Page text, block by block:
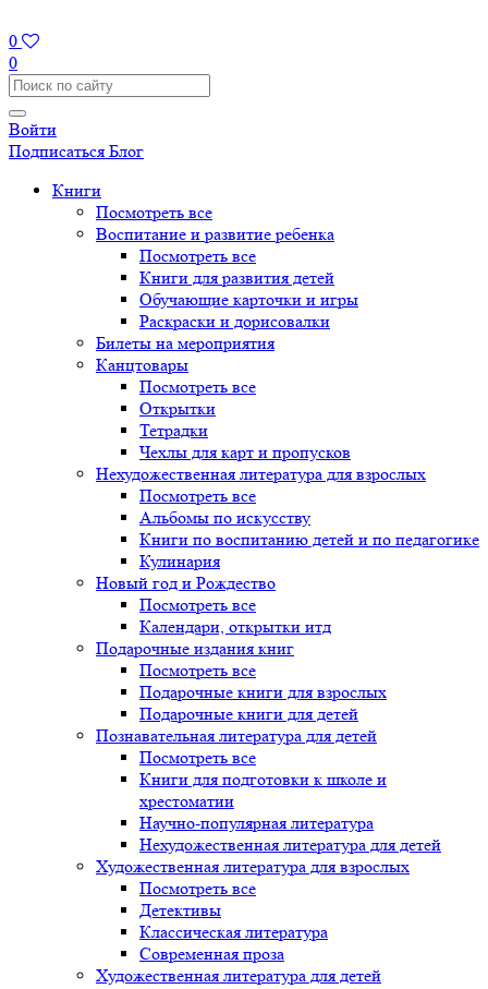
0
0
Войти
Подписаться Блог
Книги
Посмотреть все
Воспитание и развитие ребенка
Посмотреть все
Книги для развития детей
Обучающие карточки и игры
Раскраски и дорисовалки
Билеты на мероприятия
Канцтовары
Посмотреть все
Открытки
Тетрадки
Чехлы для карт и пропусков
Нехудожественная литература для взрослых
Посмотреть все
Альбомы по искусству
Книги по воспитанию детей и по педагогике
Кулинария
Новый год и Рождество
Посмотреть все
Календари, открытки итд
Подарочные издания книг
Посмотреть все
Подарочные книги для взрослых
Подарочные книги для детей
Познавательная литература для детей
Посмотреть все
Книги для подготовки к школе и
хрестоматии
Научно-популярная литература
Нехудожественная литература для детей
Художественная литература для взрослых
Посмотреть все
Детективы
Классическая литература
Современная проза
Художественная литература для детей